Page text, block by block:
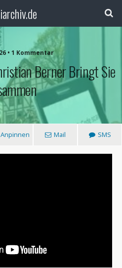
• 1 Kommentar
Berner Bringt Sie
Anpinnen Mail SMS